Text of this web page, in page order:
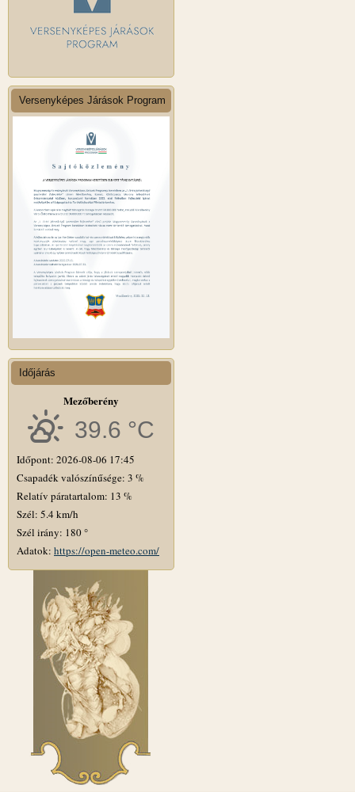
Versenyképes Járások Program
Időjárás
Mezőberény
39.6 °C
Időpont: 2026-08-06 17:45
Csapadék valószínűsége: 3 %
Relatív páratartalom: 13 %
Szél: 5.4 km/h
Szél irány: 180 °
Adatok: https://open-meteo.com/